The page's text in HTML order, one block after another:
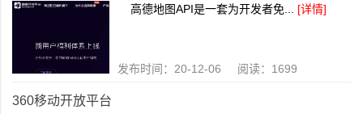
高德地图API是一套为开发者免... [详情]
发布时间：20-12-06 阅读：1699
360移动开放平台